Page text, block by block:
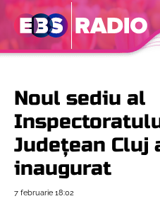
Noul sediu al
Județean Cluj
inaugurat
7 februarie 18:02